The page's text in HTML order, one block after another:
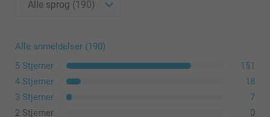
Alle anmeldelser (190)
5 Stjerner
151
4 Stjerner
18
3 Stjerner
7
2 Stjerner
0